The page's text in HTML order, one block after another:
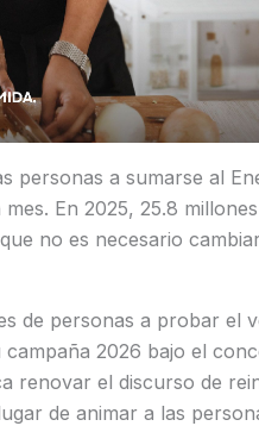
personas a sumarse al
En 2025, 25.8
no es necesario
de personas a probar el
2026 bajo el
renovar el discurso de
de animar a las